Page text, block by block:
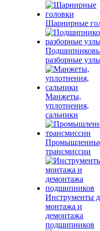
Шарнирные
разборные
Манжеты,
уплотнения,
сальники
трансмиссии
Инструменты
монтажа и
демонтажа
подшипников